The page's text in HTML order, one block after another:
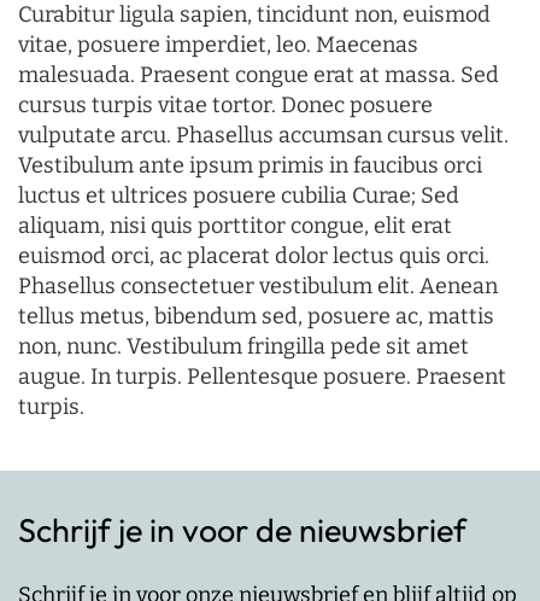
Curabitur ligula sapien, tincidunt non, euismod
vitae, posuere imperdiet, leo. Maecenas
malesuada. Praesent congue erat at massa. Sed
cursus turpis vitae tortor. Donec posuere
vulputate arcu. Phasellus accumsan cursus velit.
Vestibulum ante ipsum primis in faucibus orci
luctus et ultrices posuere cubilia Curae; Sed
aliquam, nisi quis porttitor congue, elit erat
euismod orci, ac placerat dolor lectus quis orci.
Phasellus consectetuer vestibulum elit. Aenean
tellus metus, bibendum sed, posuere ac, mattis
non, nunc. Vestibulum fringilla pede sit amet
augue. In turpis. Pellentesque posuere. Praesent
turpis.
Schrijf je in voor de nieuwsbrief
Schrijf je in voor onze nieuwsbrief en blijf altijd op